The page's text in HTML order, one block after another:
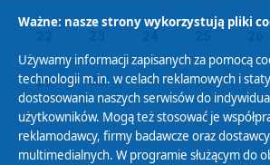
29 30 01 02 03
Ważne: nasze strony wykorzystują pliki
Używamy informacji zapisanych za pomocą
technologii m.in. w celach reklamowych i
dostosowania naszych serwisów do
użytkowników. Mogą też stosować je
reklamodawcy, firmy badawcze oraz
multimedialnych. W programie służącym do